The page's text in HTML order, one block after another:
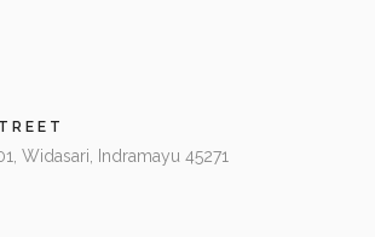
Widasari, Indramayu 45271